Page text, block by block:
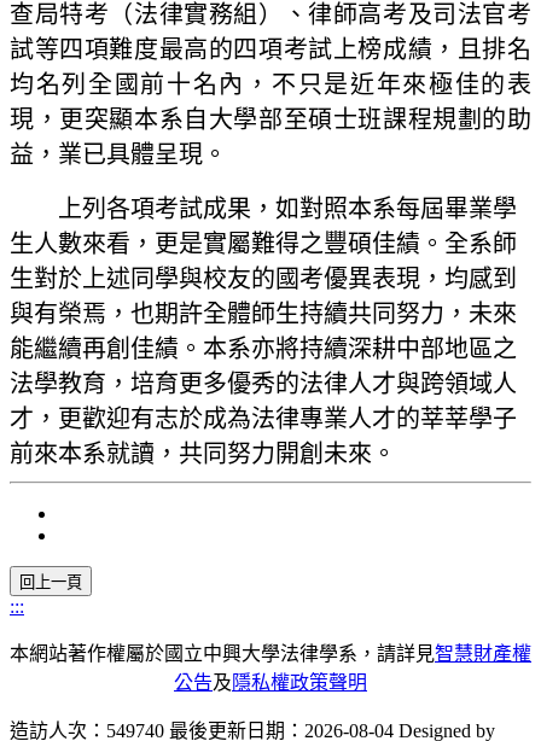
查局特考（法律實務組）、律師高考及司法官考
試等四項難度最高的四項考試上榜成績，且排名
均名列全國前十名內，不只是近年來極佳的表
現，更突顯本系自大學部至碩士班課程規劃的助
益，業已具體呈現。
上列各項考試成果，如對照本系每屆畢業學
生人數來看，更是實屬難得之豐碩佳績。全系師
生對於上述同學與校友的國考優異表現，均感到
與有榮焉，也期許全體師生持續共同努力，未來
能繼續再創佳績。本系亦將持續深耕中部地區之
法學教育，培育更多優秀的法律人才與跨領域人
才，更歡迎有志於成為法律專業人才的莘莘學子
前來本系就讀，共同努力開創未來。
:::
本網站著作權屬於國立中興大學法律學系，請詳見智慧財產權
公告及隱私權政策聲明
造訪人次：549740 最後更新日期：2026-08-04 Designed by